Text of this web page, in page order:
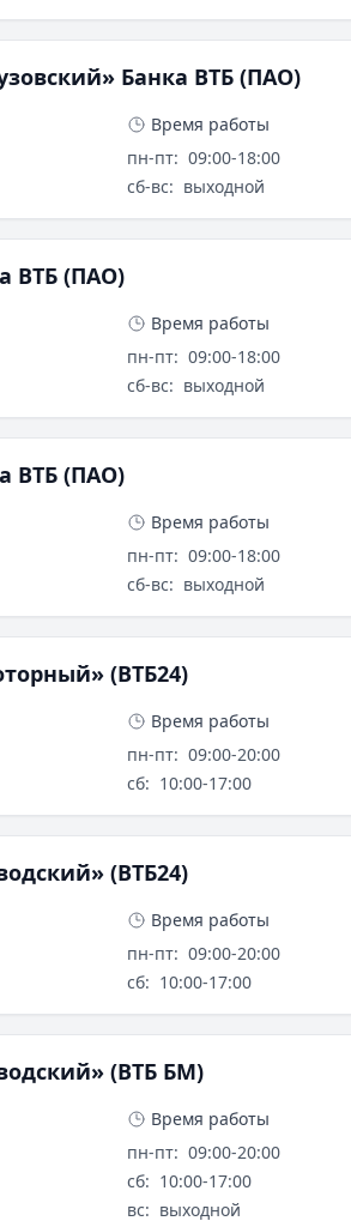
Банка ВТБ (ПАО)
Время работы
пн-пт: 09:00-18:00
сб-вс: выходной
ВТБ (ПАО)
Время работы
пн-пт: 09:00-18:00
сб-вс: выходной
ВТБ (ПАО)
Время работы
пн-пт: 09:00-18:00
сб-вс: выходной
(ВТБ24)
Время работы
пн-пт: 09:00-20:00
сб: 10:00-17:00
(ВТБ24)
Время работы
пн-пт: 09:00-20:00
сб: 10:00-17:00
(ВТБ БМ)
Время работы
пн-пт: 09:00-20:00
сб: 10:00-17:00
вс: выходной